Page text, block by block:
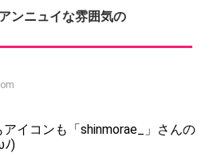
ンニュイな雰囲気の
イコンも「shinmorae_」さんの
ﾉ)